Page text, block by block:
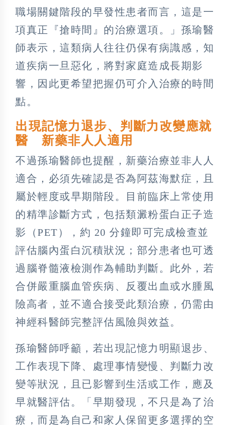
職場關鍵階段的早發性患者而言，這是一
項真正『搶時間』的治療選項。」孫瑜醫
師表示，這類病人往往仍保有病識感，知
道疾病一旦惡化，將對家庭造成長期影
響，因此更希望把握仍可介入治療的時間
點。
出現記憶力退步、判斷力改變應就
醫 新藥非人人適用
不過孫瑜醫師也提醒，新藥治療並非人人
適合，必須先確認是否為阿茲海默症，且
屬於輕度或早期階段。目前臨床上常使用
的精準診斷方式，包括類澱粉蛋白正子造
影（PET），約 20 分鐘即可完成檢查並
評估腦內蛋白沉積狀況；部分患者也可透
過腦脊髓液檢測作為輔助判斷。此外，若
合併嚴重腦血管疾病、反覆出血或水腫風
險高者，並不適合接受此類治療，仍需由
神經科醫師完整評估風險與效益。
孫瑜醫師呼籲，若出現記憶力明顯退步、
工作表現下降、處理事情變慢、判斷力改
變等狀況，且已影響到生活或工作，應及
早就醫評估。「早期發現，不只是為了治
療，而是為自己和家人保留更多選擇的空